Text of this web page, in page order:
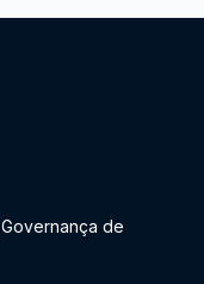
Governança de